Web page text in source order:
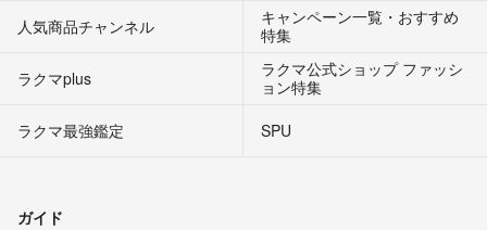
人気商品チャンネル
キャンペーン一覧・おすすめ
特集
ラクマplus
ラクマ公式ショップ ファッシ
ョン特集
ラクマ最強鑑定
SPU
ガイド